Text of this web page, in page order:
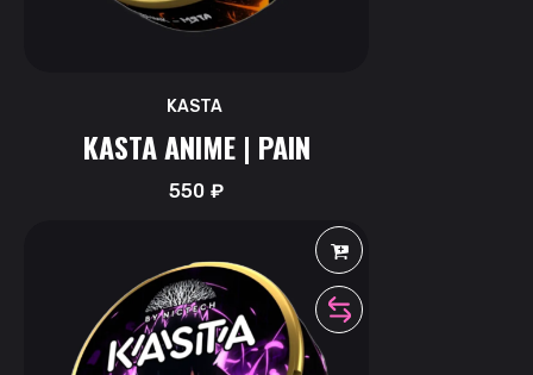
KASTA
KASTA ANIME | PAIN
550₽